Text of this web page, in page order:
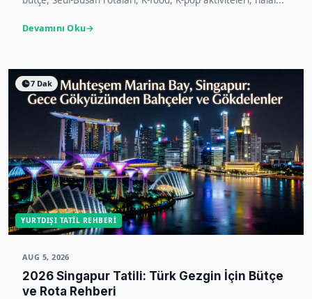
Devamını Oku
7 Dak
YURTDIŞI TATIL REHBERI
AUG 5, 2026
2026 Singapur Tatili: Türk Gezgin İçin Bütçe
ve Rota Rehberi